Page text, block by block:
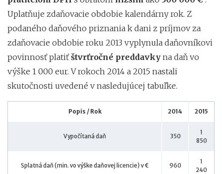
Uplatňuje zdaňovacie obdobie kalendárny rok. Z
podaného daňového priznania k dani z príjmov za
zdaňovacie obdobie roku 2013 vyplynula daňovníkovi
povinnosť platiťštvrťročné preddavky na daň vo
výške 1 000 eur. V rokoch 2014 a 2015 nastali
skutočnosti uvedené v nasledujúcej tabuľke.
Popis / Rok 2014 2015
Vypočítaná daň 350
1
850
Splatná daň (min. vo výške daňovej licencie) v € 960
1
240